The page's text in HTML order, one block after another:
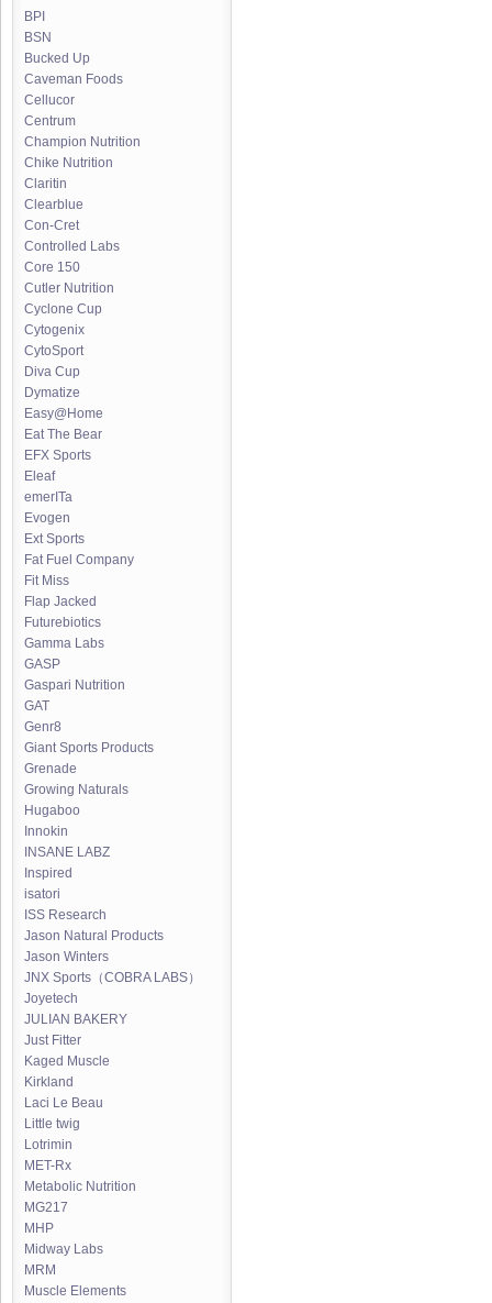
BPI
BSN
Bucked Up
Caveman Foods
Cellucor
Centrum
Champion Nutrition
Chike Nutrition
Claritin
Clearblue
Con-Cret
Controlled Labs
Core 150
Cutler Nutrition
Cyclone Cup
Cytogenix
CytoSport
Diva Cup
Dymatize
Easy@Home
Eat The Bear
EFX Sports
Eleaf
emerITa
Evogen
Ext Sports
Fat Fuel Company
Fit Miss
Flap Jacked
Futurebiotics
Gamma Labs
GASP
Gaspari Nutrition
GAT
Genr8
Giant Sports Products
Grenade
Growing Naturals
Hugaboo
Innokin
INSANE LABZ
Inspired
isatori
ISS Research
Jason Natural Products
Jason Winters
JNX Sports（COBRA LABS）
Joyetech
JULIAN BAKERY
Just Fitter
Kaged Muscle
Kirkland
Laci Le Beau
Little twig
Lotrimin
MET-Rx
Metabolic Nutrition
MG217
MHP
Midway Labs
MRM
Muscle Elements